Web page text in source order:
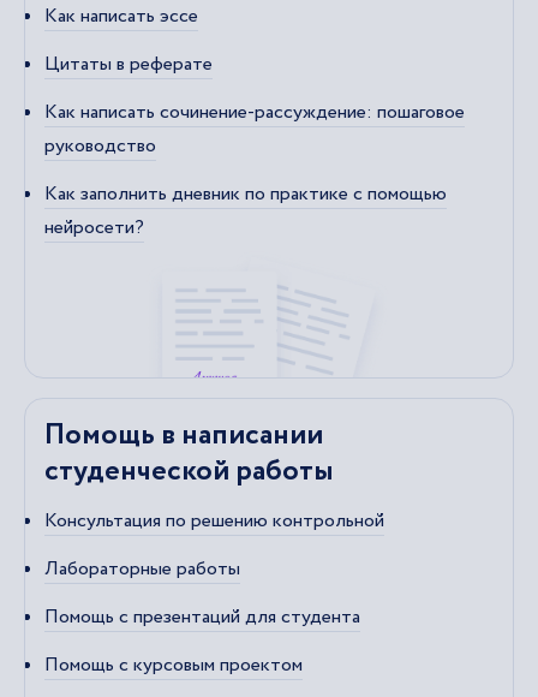
Как написать эссе
Цитаты в реферате
Как написать сочинение-рассуждение: пошаговое
руководство
Как заполнить дневник по практике с помощью
нейросети?
Помощь в написании
студенческой работы
Консультация по решению контрольной
Лабораторные работы
Помощь с презентаций для студента
Помощь с курсовым проектом